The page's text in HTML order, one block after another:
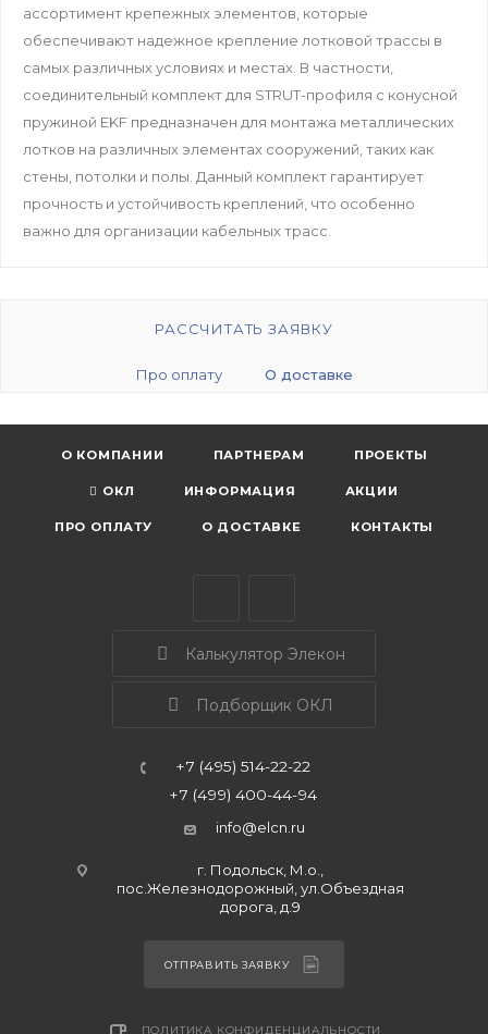
ассортимент крепежных элементов, которые
обеспечивают надежное крепление лотковой трассы в
самых различных условиях и местах. В частности,
соединительный комплект для STRUT-профиля с конусной
пружиной EKF предназначен для монтажа металлических
лотков на различных элементах сооружений, таких как
стены, потолки и полы. Данный комплект гарантирует
прочность и устойчивость креплений, что особенно
важно для организации кабельных трасс.
РАССЧИТАТЬ ЗАЯВКУ
Про оплату О доставке
О КОМПАНИИ ПАРТНЕРАМ ПРОЕКТЫ
ОКЛ ИНФОРМАЦИЯ АКЦИИ
ПРО ОПЛАТУ О ДОСТАВКЕ КОНТАКТЫ
Калькулятор Элекон
Подборщик ОКЛ
+7 (495) 514-22-22
+7 (499) 400-44-94
info@elcn.ru
г. Подольск, М.о.,
пос.Железнодорожный, ул.Объездная
дорога, д.9
ОТПРАВИТЬ ЗАЯВКУ
ПОЛИТИКА КОНФИДЕНЦИАЛЬНОСТИ